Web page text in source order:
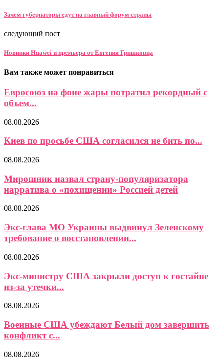
Зачем губернаторы едут на главный форум страны
следующий пост
Новинки Huawei и премьера от Евгения Гришковца
Вам также может понравиться
Евросоюз на фоне жары потратил рекордный с
объем...
08.08.2026
Киев по просьбе США согласился не бить по...
08.08.2026
Мирошник назвал страну-популяризатора
нарратива о «похищении» Россией детей
08.08.2026
Экс-глава МО Украины выдвинул Зеленскому
требование о восстановлении...
08.08.2026
Экс-министру США закрыли доступ к гостайне
из-за утечки...
08.08.2026
Военные США убеждают Белый дом завершить
конфликт с...
08.08.2026